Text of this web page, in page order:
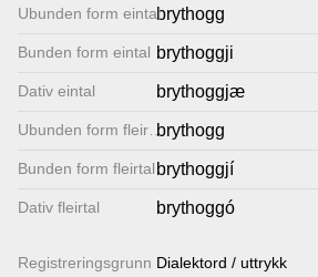
Ubunden form eintalbrythogg
Bunden form eintal brythoggji
Dativ eintal brythoggjæ
Ubunden form fleirtal
brythogg
Bunden form fleirtal brythoggjí
Dativ fleirtal brythoggó
Registrerings­grunn Dialektord / uttrykk
Kontakt
oss